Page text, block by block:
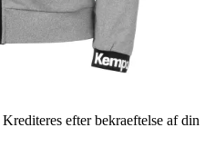
Krediteres efter bekraeftelse af din